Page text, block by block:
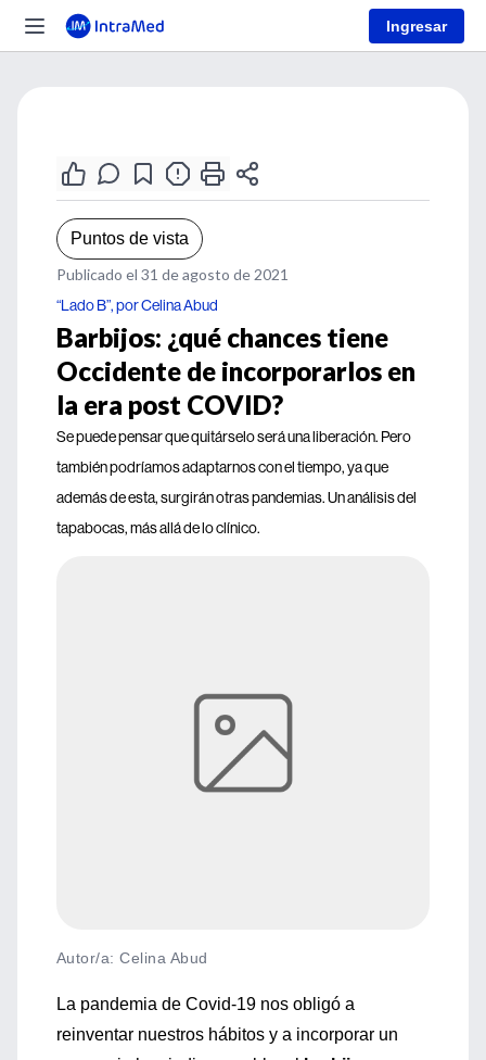
Ingresar
Puntos de vista
Publicado el 31 de agosto de 2021
“Lado B”, por Celina Abud
Barbijos: ¿qué chances tiene
Occidente de incorporarlos en
la era post COVID?
Se puede pensar que quitárselo será una liberación. Pero
también podríamos adaptarnos con el tiempo, ya que
además de esta, surgirán otras pandemias. Un análisis del
tapabocas, más allá de lo clínico.
Autor/a: Celina Abud
La pandemia de Covid-19 nos obligó a
reinventar nuestros hábitos y a incorporar un